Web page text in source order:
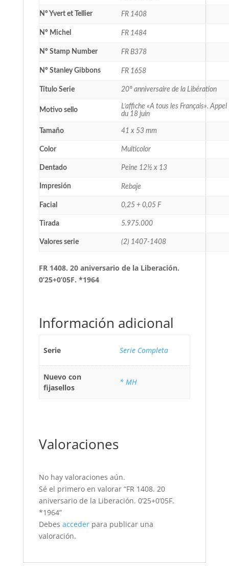
Nº Yvert et Tellier FR 1408
Nº Michel FR 1484
Nº Stamp Number FR B378
Nº Stanley Gibbons FR 1658
Título Serie 20° anniversaire de la Libération
Motivo sello
L’affiche «A tous les Français». Appel
du 18 juin
Tamaño 41 x 53 mm
Color Multicolor
Dentado Peine 12½ x 13
Impresión Rebaje
Facial 0,25 + 0,05 F
Tirada 5.975.000
Valores serie (2) 1407-1408
FR 1408. 20 aniversario de la Liberación.
0’25+0’05F. *1964
Información adicional
Serie Serie Completa
Nuevo con
fijasellos
* MH
Valoraciones
No hay valoraciones aún.
Sé el primero en valorar “FR 1408. 20
aniversario de la Liberación. 0’25+0’05F.
*1964”
Debes accederpara publicar una
valoración.